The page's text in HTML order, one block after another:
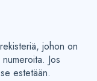
johon on
Jos
estetään.